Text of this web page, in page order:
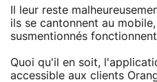
Il leur reste
ils se cantonnent au
susmentionnés
Quoi qu'il en soit,
accessible aux clients